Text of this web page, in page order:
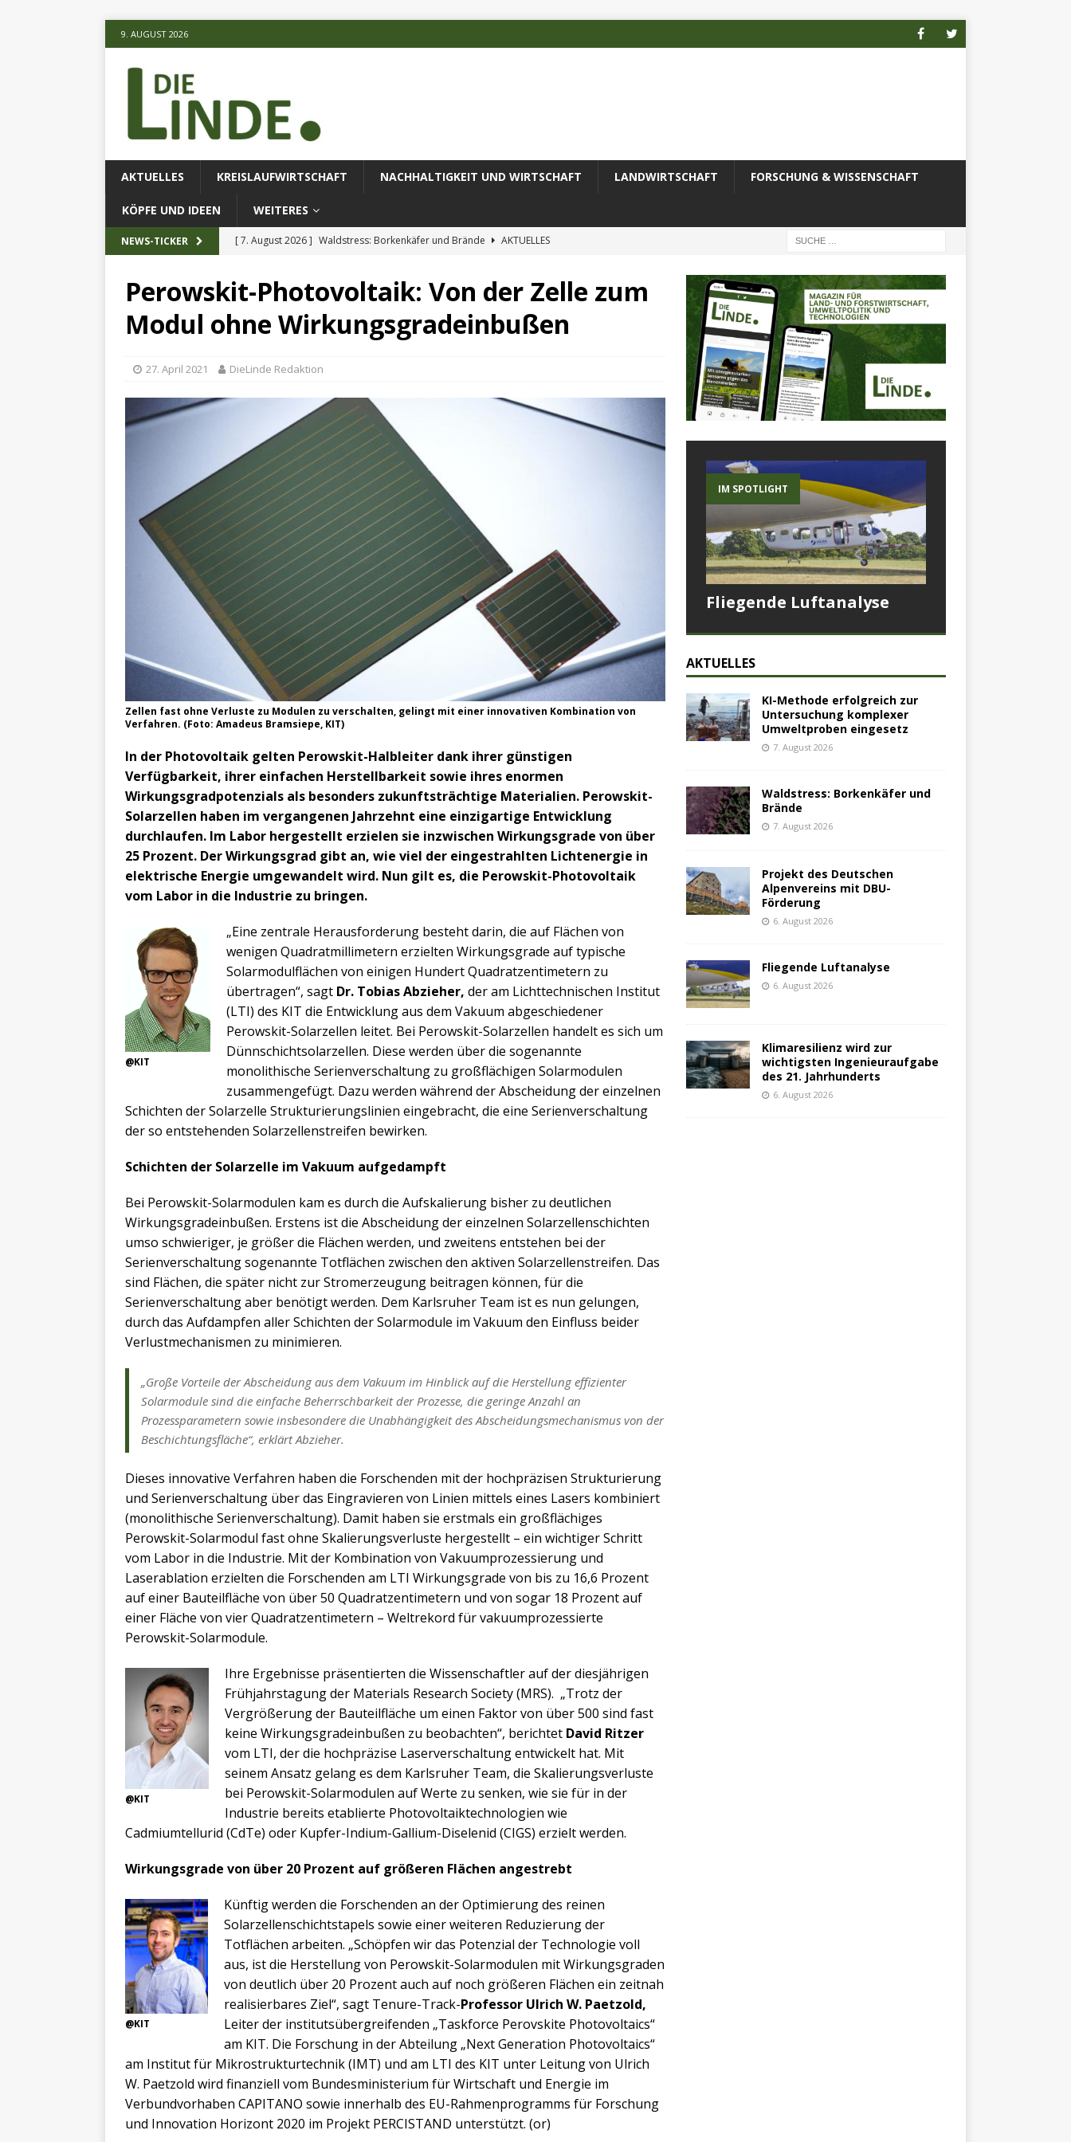
9. AUGUST 2026
AKTUELLES KREISLAUFWIRTSCHAFT NACHHALTIGKEIT UND WIRTSCHAFT LANDWIRTSCHAFT FORSCHUNG & WISSENSCHAFT
KÖPFE UND IDEEN WEITERES
NEWS-TICKER [ 7. August 2026 ] Waldstress: Borkenkäfer und Brände
AKTUELLES
[ 7. August 2026 ] KI-Methode erfolgreich zur Untersuchung komplexer Umweltproben
eingesetz
AKTUELLES
Perowskit-Photovoltaik: Von der Zelle zum
Modul ohne Wirkungsgradeinbußen
27. April 2021 DieLinde Redaktion
Zellen fast ohne Verluste zu Modulen zu verschalten, gelingt mit einer innovativen Kombination von
Verfahren. (Foto: Amadeus Bramsiepe, KIT)
In der Photovoltaik gelten Perowskit-Halbleiter dank ihrer günstigen
Verfügbarkeit, ihrer einfachen Herstellbarkeit sowie ihres enormen
Wirkungsgradpotenzials als besonders zukunftsträchtige Materialien. Perowskit-
Solarzellen haben im vergangenen Jahrzehnt eine einzigartige Entwicklung
durchlaufen. Im Labor hergestellt erzielen sie inzwischen Wirkungsgrade von über
25 Prozent. Der Wirkungsgrad gibt an, wie viel der eingestrahlten Lichtenergie in
elektrische Energie umgewandelt wird. Nun gilt es, die Perowskit-Photovoltaik
vom Labor in die Industrie zu bringen.
@KIT
„Eine zentrale Herausforderung besteht darin, die auf Flächen von
wenigen Quadratmillimetern erzielten Wirkungsgrade auf typische
Solarmodulflächen von einigen Hundert Quadratzentimetern zu
übertragen“, sagt Dr. Tobias Abzieher, der am Lichttechnischen Institut
(LTI) des KIT die Entwicklung aus dem Vakuum abgeschiedener
Perowskit-Solarzellen leitet. Bei Perowskit-Solarzellen handelt es sich um
Dünnschichtsolarzellen. Diese werden über die sogenannte
monolithische Serienverschaltung zu großflächigen Solarmodulen
zusammengefügt. Dazu werden während der Abscheidung der einzelnen
Schichten der Solarzelle Strukturierungslinien eingebracht, die eine Serienverschaltung
der so entstehenden Solarzellenstreifen bewirken.
Schichten der Solarzelle im Vakuum aufgedampft
Bei Perowskit-Solarmodulen kam es durch die Aufskalierung bisher zu deutlichen
Wirkungsgradeinbußen. Erstens ist die Abscheidung der einzelnen Solarzellenschichten
umso schwieriger, je größer die Flächen werden, und zweitens entstehen bei der
Serienverschaltung sogenannte Totflächen zwischen den aktiven Solarzellenstreifen. Das
sind Flächen, die später nicht zur Stromerzeugung beitragen können, für die
Serienverschaltung aber benötigt werden. Dem Karlsruher Team ist es nun gelungen,
durch das Aufdampfen aller Schichten der Solarmodule im Vakuum den Einfluss beider
Verlustmechanismen zu minimieren.
„Große Vorteile der Abscheidung aus dem Vakuum im Hinblick auf die Herstellung effizienter
Solarmodule sind die einfache Beherrschbarkeit der Prozesse, die geringe Anzahl an
Prozessparametern sowie insbesondere die Unabhängigkeit des Abscheidungsmechanismus von der
Beschichtungsfläche“, erklärt Abzieher.
Dieses innovative Verfahren haben die Forschenden mit der hochpräzisen Strukturierung
und Serienverschaltung über das Eingravieren von Linien mittels eines Lasers kombiniert
(monolithische Serienverschaltung). Damit haben sie erstmals ein großflächiges
Perowskit-Solarmodul fast ohne Skalierungsverluste hergestellt – ein wichtiger Schritt
vom Labor in die Industrie. Mit der Kombination von Vakuumprozessierung und
Laserablation erzielten die Forschenden am LTI Wirkungsgrade von bis zu 16,6 Prozent
auf einer Bauteilfläche von über 50 Quadratzentimetern und von sogar 18 Prozent auf
einer Fläche von vier Quadratzentimetern – Weltrekord für vakuumprozessierte
Perowskit-Solarmodule.
@KIT
Ihre Ergebnisse präsentierten die Wissenschaftler auf der diesjährigen
Frühjahrstagung der Materials Research Society (MRS). „Trotz der
Vergrößerung der Bauteilfläche um einen Faktor von über 500 sind fast
keine Wirkungsgradeinbußen zu beobachten“, berichtet David Ritzer
vom LTI, der die hochpräzise Laserverschaltung entwickelt hat. Mit
seinem Ansatz gelang es dem Karlsruher Team, die Skalierungsverluste
bei Perowskit-Solarmodulen auf Werte zu senken, wie sie für in der
Industrie bereits etablierte Photovoltaiktechnologien wie
Cadmiumtellurid (CdTe) oder Kupfer-Indium-Gallium-Diselenid (CIGS) erzielt werden.
Wirkungsgrade von über 20 Prozent auf größeren Flächen angestrebt
@KIT
Künftig werden die Forschenden an der Optimierung des reinen
Solarzellenschichtstapels sowie einer weiteren Reduzierung der
Totflächen arbeiten. „Schöpfen wir das Potenzial der Technologie voll
aus, ist die Herstellung von Perowskit-Solarmodulen mit Wirkungsgraden
von deutlich über 20 Prozent auch auf noch größeren Flächen ein zeitnah
realisierbares Ziel“, sagt Tenure-Track-Professor Ulrich W. Paetzold,
Leiter der institutsübergreifenden „Taskforce Perovskite Photovoltaics“
am KIT. Die Forschung in der Abteilung „Next Generation Photovoltaics“
am Institut für Mikrostrukturtechnik (IMT) und am LTI des KIT unter Leitung von Ulrich
W. Paetzold wird finanziell vom Bundesministerium für Wirtschaft und Energie im
Verbundvorhaben CAPITANO sowie innerhalb des EU-Rahmenprogramms für Forschung
und Innovation Horizont 2020 im Projekt PERCISTAND unterstützt. (or)
IM SPOTLIGHT
Fliegende Luftanalyse
AKTUELLES
KI-Methode erfolgreich zur
Untersuchung komplexer
Umweltproben eingesetz
7. August 2026
Waldstress: Borkenkäfer und
Brände
7. August 2026
Projekt des Deutschen
Alpenvereins mit DBU-
Förderung
6. August 2026
Fliegende Luftanalyse
6. August 2026
Klimaresilienz wird zur
wichtigsten Ingenieuraufgabe
des 21. Jahrhunderts
6. August 2026